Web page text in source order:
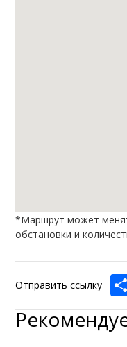
*Маршрут может
обстановки и
Отправить ссылку